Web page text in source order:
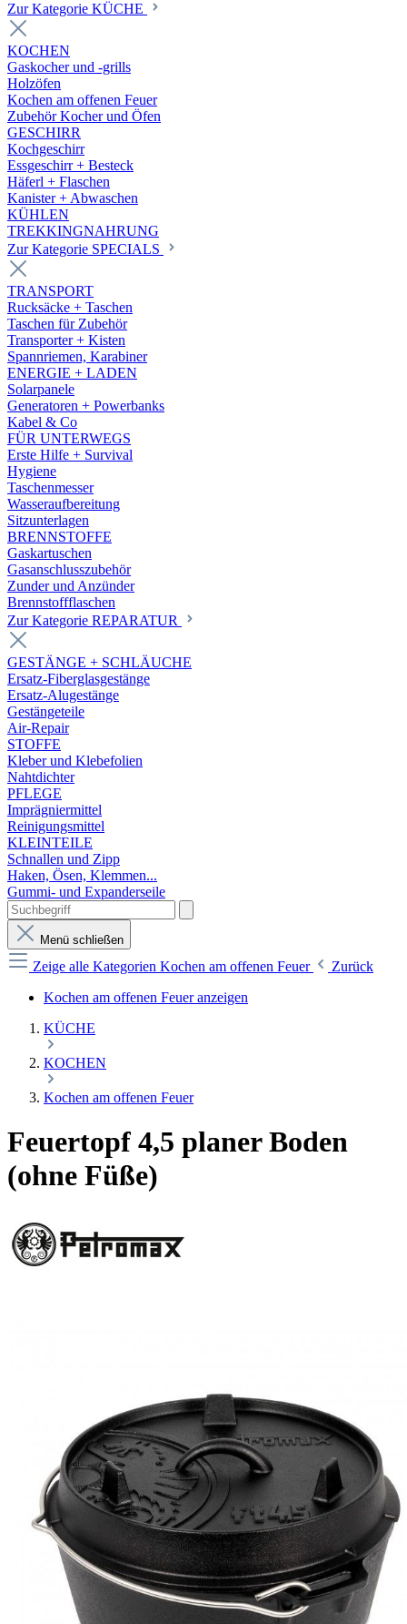
Zur Kategorie KÜCHE
KOCHEN
Gaskocher und -grills
Holzöfen
Kochen am offenen Feuer
Zubehör Kocher und Öfen
GESCHIRR
Kochgeschirr
Essgeschirr + Besteck
Häferl + Flaschen
Kanister + Abwaschen
KÜHLEN
TREKKINGNAHRUNG
Zur Kategorie SPECIALS
TRANSPORT
Rucksäcke + Taschen
Taschen für Zubehör
Transporter + Kisten
Spannriemen, Karabiner
ENERGIE + LADEN
Solarpanele
Generatoren + Powerbanks
Kabel & Co
FÜR UNTERWEGS
Erste Hilfe + Survival
Hygiene
Taschenmesser
Wasseraufbereitung
Sitzunterlagen
BRENNSTOFFE
Gaskartuschen
Gasanschlusszubehör
Zunder und Anzünder
Brennstoffflaschen
Zur Kategorie REPARATUR
GESTÄNGE + SCHLÄUCHE
Ersatz-Fiberglasgestänge
Ersatz-Alugestänge
Gestängeteile
Air-Repair
STOFFE
Kleber und Klebefolien
Nahtdichter
PFLEGE
Imprägniermittel
Reinigungsmittel
KLEINTEILE
Schnallen und Zipp
Haken, Ösen, Klemmen...
Gummi- und Expanderseile
Menü schließen
Zeige alle Kategorien Kochen am offenen Feuer
Zurück
Kochen am offenen Feuer anzeigen
KÜCHE
KOCHEN
Kochen am offenen Feuer
Feuertopf 4,5 planer Boden
(ohne Füße)